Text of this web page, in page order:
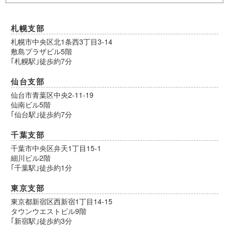
札幌支部
札幌市中央区北1条西3丁目3-14
敷島プラザビル5階
｢札幌駅｣徒歩約7分
仙台支部
仙台市青葉区中央2-11-19
仙南ビル5階
｢仙台駅｣徒歩約7分
千葉支部
千葉市中央区弁天1丁目15-1
細川ビル2階
｢千葉駅｣徒歩約1分
東京支部
東京都新宿区西新宿1丁目14-15
タウンウエストビル9階
｢新宿駅｣徒歩約3分